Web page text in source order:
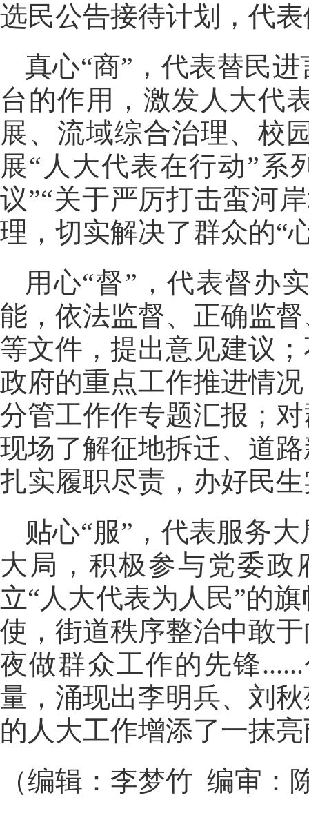
选民公告接待计划，代
真心“商”，代表替民
台的作用，激发人大代
展、流域综合治理、校
展“人大代表在行动”系
议”“关于严厉打击蛮河
理，切实解决了群众的“
用心“督”，代表督办
能，依法监督、正确监
等文件，提出意见建议
政府的重点工作推进情
分管工作作专题汇报；
现场了解征地拆迁、道
扎实履职尽责，办好民
贴心“服”，代表服务
大局，积极参与党委
立“人大代表为人民”的
使，街道秩序整治中敢
夜做群众工作的先锋
量，涌现出李明兵、刘
的人大工作增添了一抹
（编辑：李梦竹 编审：